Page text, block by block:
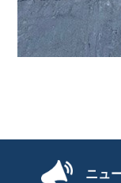
ニュ